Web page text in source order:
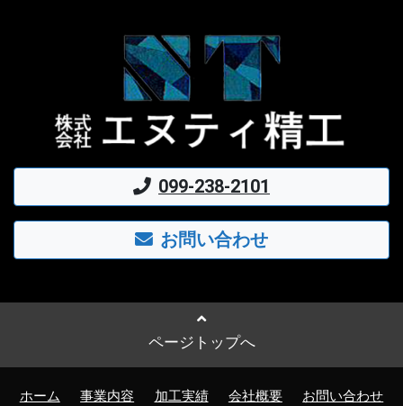
099-238-2101
お問い合わせ
ページトップへ
ホーム 事業内容 加工実績 会社概要 お問い合わせ